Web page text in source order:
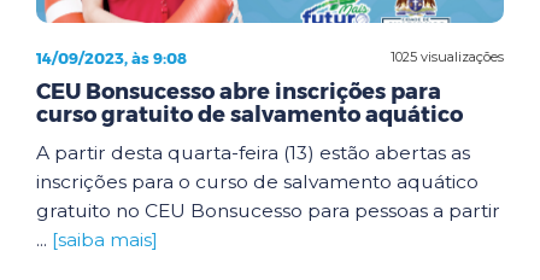
1025 visualizações
14/09/2023, às 9:08
CEU Bonsucesso abre inscrições para
curso gratuito de salvamento aquático
A partir desta quarta-feira (13) estão abertas as
inscrições para o curso de salvamento aquático
gratuito no CEU Bonsucesso para pessoas a partir
... [saiba mais]